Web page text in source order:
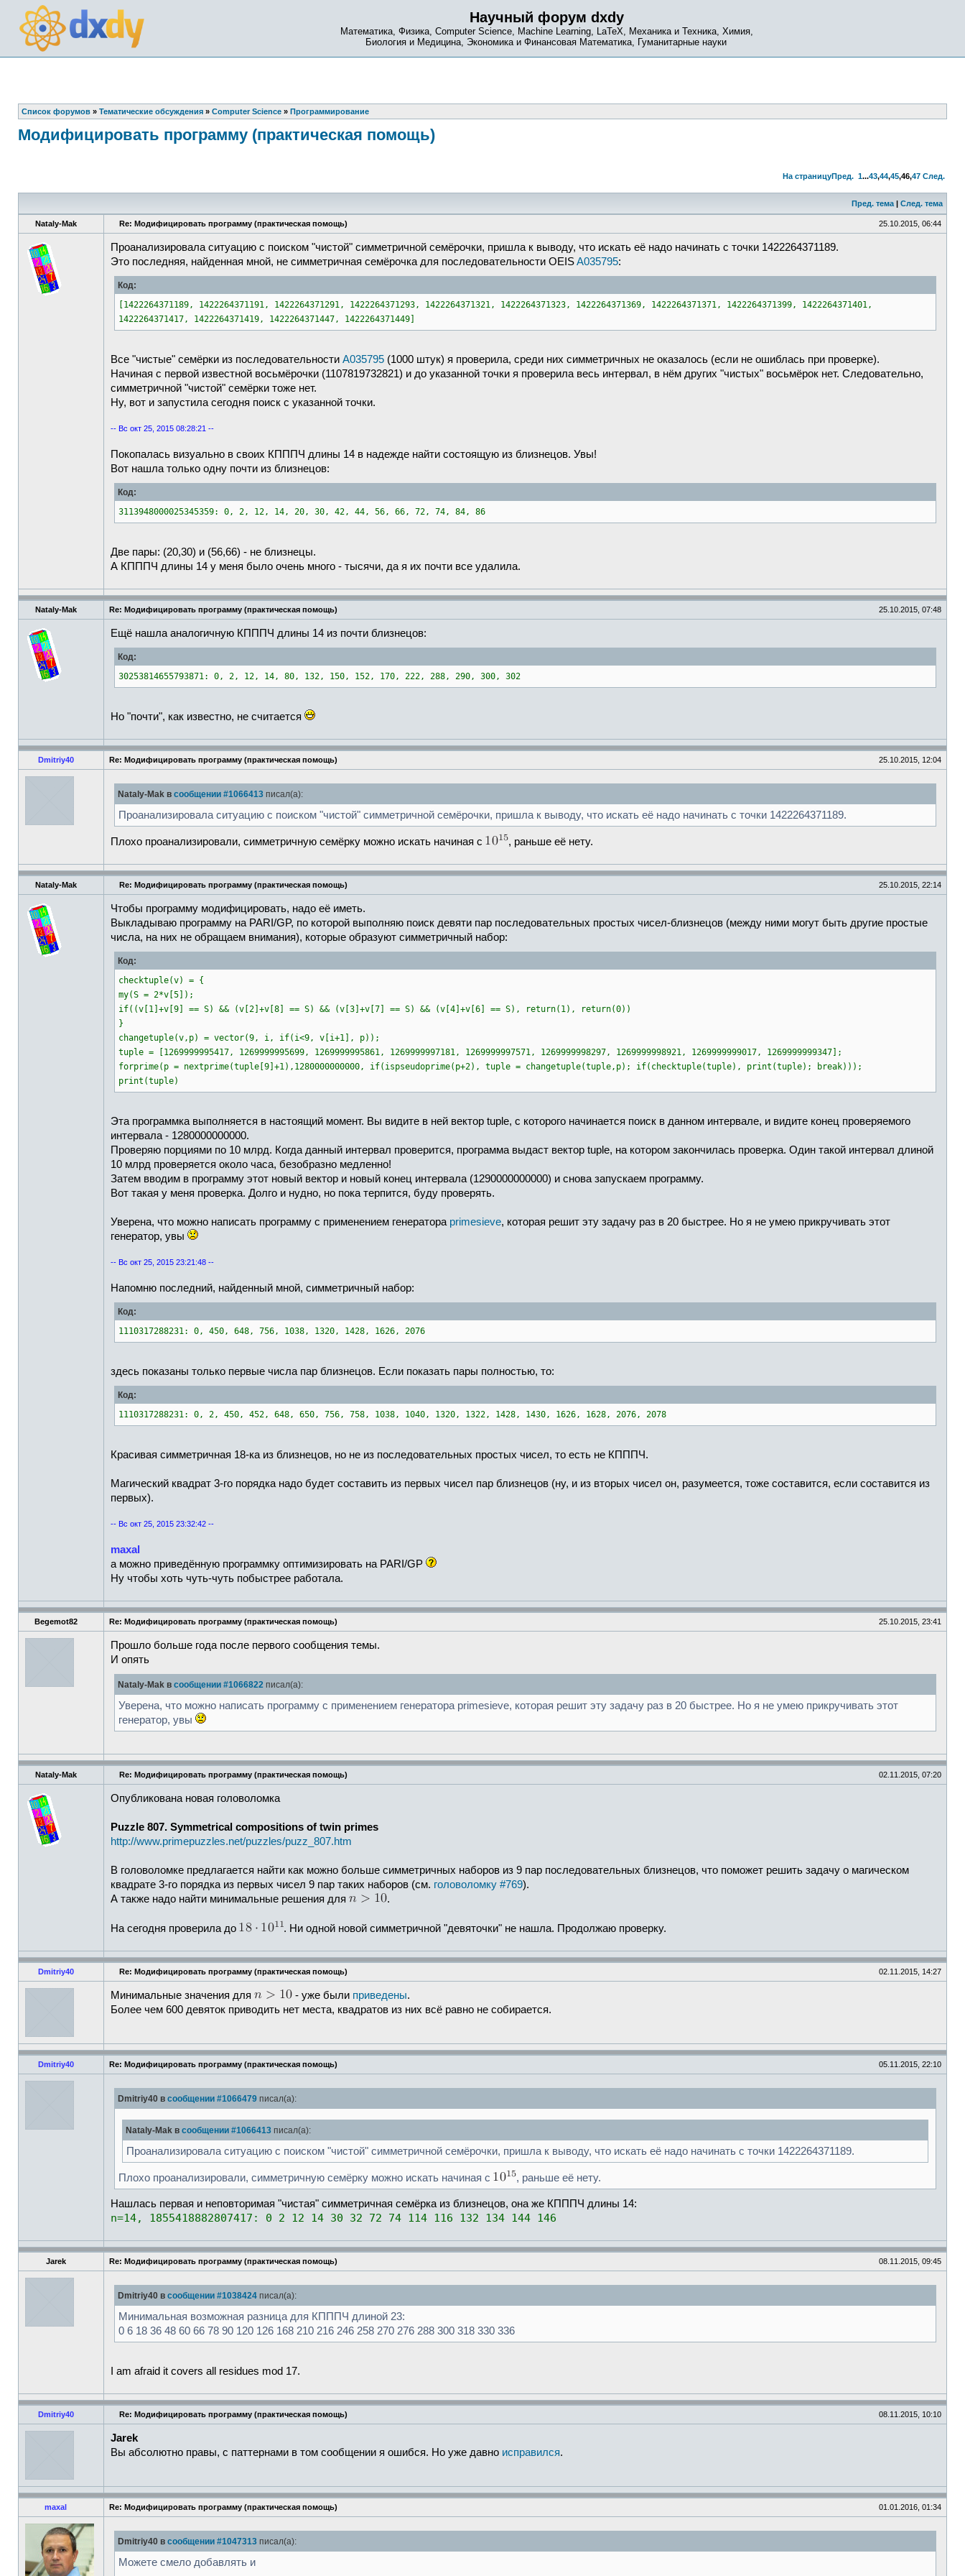
Научный форум dxdy
Математика, Физика, Computer Science, Machine Learning, LaTeX, Механика и Техника, Химия,
Биология и Медицина, Экономика и Финансовая Математика, Гуманитарные науки
Список форумов » Тематические обсуждения » Computer Science » Программирование
Модифицировать программу (практическая помощь)
На страницуПред. 1...43,44,45,46,47 След.
Пред. тема | След. тема
Nataly-Mak Re: Модифицировать программу (практическая помощь) 25.10.2015, 06:44
Проанализировала ситуацию с поиском "чистой" симметричной семёрочки, пришла к выводу, что искать её надо начинать с точки 1422264371189.
Это последняя, найденная мной, не симметричная семёрочка для последовательности OEISA035795:
Код:
[1422264371189, 1422264371191, 1422264371291, 1422264371293, 1422264371321, 1422264371323, 1422264371369, 1422264371371, 1422264371399, 1422264371401,
1422264371417, 1422264371419, 1422264371447, 1422264371449]
Все "чистые" семёрки из последовательности A035795 (1000 штук) я проверила, среди них симметричных не оказалось (если не ошиблась при проверке).
Начиная с первой известной восьмёрочки (1107819732821) и до указанной точки я проверила весь интервал, в нём других "чистых" восьмёрок нет. Следовательно,
симметричной "чистой" семёрки тоже нет.
Ну, вот и запустила сегодня поиск с указанной точки.
-- Вс окт 25, 2015 08:28:21 --
Покопалась визуально в своих КПППЧ длины 14 в надежде найти состоящую из близнецов. Увы!
Вот нашла только одну почти из близнецов:
Код:
3113948000025345359: 0, 2, 12, 14, 20, 30, 42, 44, 56, 66, 72, 74, 84, 86
Две пары: (20,30) и (56,66) - не близнецы.
А КПППЧ длины 14 у меня было очень много - тысячи, да я их почти все удалила.
Nataly-Mak Re: Модифицировать программу (практическая помощь) 25.10.2015, 07:48
Ещё нашла аналогичную КПППЧ длины 14 из почти близнецов:
Код:
30253814655793871: 0, 2, 12, 14, 80, 132, 150, 152, 170, 222, 288, 290, 300, 302
Но "почти", как известно, не считается
Dmitriy40 Re: Модифицировать программу (практическая помощь) 25.10.2015, 12:04
Nataly-Mak в сообщении #1066413 писал(а):
Проанализировала ситуацию с поиском "чистой" симметричной семёрочки, пришла к выводу, что искать её надо начинать с точки 1422264371189.
Плохо проанализировали, симметричную семёрку можно искать начиная с , раньше её нету.
Nataly-Mak Re: Модифицировать программу (практическая помощь) 25.10.2015, 22:14
Чтобы программу модифицировать, надо её иметь.
Выкладываю программу на PARI/GP, по которой выполняю поиск девяти пар последовательных простых чисел-близнецов (между ними могут быть другие простые
числа, на них не обращаем внимания), которые образуют симметричный набор:
Код:
checktuple(v) = {
my(S = 2*v[5]);
if((v[1]+v[9] == S) && (v[2]+v[8] == S) && (v[3]+v[7] == S) && (v[4]+v[6] == S), return(1), return(0))
}
changetuple(v,p) = vector(9, i, if(i<9, v[i+1], p));
tuple = [1269999995417, 1269999995699, 1269999995861, 1269999997181, 1269999997571, 1269999998297, 1269999998921, 1269999999017, 1269999999347];
forprime(p = nextprime(tuple[9]+1),1280000000000, if(ispseudoprime(p+2), tuple = changetuple(tuple,p); if(checktuple(tuple), print(tuple); break)));
print(tuple)
Эта программка выполняется в настоящий момент. Вы видите в ней вектор tuple, с которого начинается поиск в данном интервале, и видите конец проверяемого
интервала - 1280000000000.
Проверяю порциями по 10 млрд. Когда данный интервал проверится, программа выдаст вектор tuple, на котором закончилась проверка. Один такой интервал длиной
10 млрд проверяется около часа, безобразно медленно!
Затем вводим в программу этот новый вектор и новый конец интервала (1290000000000) и снова запускаем программу.
Вот такая у меня проверка. Долго и нудно, но пока терпится, буду проверять.
Уверена, что можно написать программу с применением генератора primesieve, которая решит эту задачу раз в 20 быстрее. Но я не умею прикручивать этот
генератор, увы
-- Вс окт 25, 2015 23:21:48 --
Напомню последний, найденный мной, симметричный набор:
Код:
1110317288231: 0, 450, 648, 756, 1038, 1320, 1428, 1626, 2076
здесь показаны только первые числа пар близнецов. Если показать пары полностью, то:
Код:
1110317288231: 0, 2, 450, 452, 648, 650, 756, 758, 1038, 1040, 1320, 1322, 1428, 1430, 1626, 1628, 2076, 2078
Красивая симметричная 18-ка из близнецов, но не из последовательных простых чисел, то есть не КПППЧ.
Магический квадрат 3-го порядка надо будет составить из первых чисел пар близнецов (ну, и из вторых чисел он, разумеется, тоже составится, если составится из
первых).
-- Вс окт 25, 2015 23:32:42 --
maxal
а можно приведённую программку оптимизировать на PARI/GP
Ну чтобы хоть чуть-чуть побыстрее работала.
Begemot82 Re: Модифицировать программу (практическая помощь) 25.10.2015, 23:41
Прошло больше года после первого сообщения темы.
И опять
Nataly-Mak в сообщении #1066822 писал(а):
Уверена, что можно написать программу с применением генератора primesieve, которая решит эту задачу раз в 20 быстрее. Но я не умею прикручивать этот
генератор, увы
Nataly-Mak Re: Модифицировать программу (практическая помощь) 02.11.2015, 07:20
Опубликована новая головоломка
Puzzle 807. Symmetrical compositions of twin primes
http://www.primepuzzles.net/puzzles/puzz_807.htm
В головоломке предлагается найти как можно больше симметричных наборов из 9 пар последовательных близнецов, что поможет решить задачу о магическом
квадрате 3-го порядка из первых чисел 9 пар таких наборов (см. головоломку #769).
А также надо найти минимальные решения для
.
На сегодня проверила до . Ни одной новой симметричной "девяточки" не нашла. Продолжаю проверку.
Dmitriy40 Re: Модифицировать программу (практическая помощь) 02.11.2015, 14:27
Минимальные значения для - уже были приведены.
Более чем 600 девяток приводить нет места, квадратов из них всё равно не собирается.
Dmitriy40 Re: Модифицировать программу (практическая помощь) 05.11.2015, 22:10
Dmitriy40 в сообщении #1066479 писал(а):
Nataly-Mak в сообщении #1066413 писал(а):
Проанализировала ситуацию с поиском "чистой" симметричной семёрочки, пришла к выводу, что искать её надо начинать с точки 1422264371189.
Плохо проанализировали, симметричную семёрку можно искать начиная с , раньше её нету.
Нашлась первая и неповторимая "чистая" симметричная семёрка из близнецов, она же КПППЧ длины 14:
n=14, 1855418882807417: 0 2 12 14 30 32 72 74 114 116 132 134 144 146
Jarek Re: Модифицировать программу (практическая помощь) 08.11.2015, 09:45
Dmitriy40 в сообщении #1038424 писал(а):
Минимальная возможная разница для КПППЧ длиной 23:
0 6 18 36 48 60 66 78 90 120 126 168 210 216 246 258 270 276 288 300 318 330 336
I am afraid it covers all residues mod 17.
Dmitriy40 Re: Модифицировать программу (практическая помощь) 08.11.2015, 10:10
Jarek
Вы абсолютно правы, с паттернами в том сообщении я ошибся. Но уже давно исправился.
maxal Re: Модифицировать программу (практическая помощь) 01.01.2016, 01:34
Dmitriy40 в сообщении #1047313 писал(а):
Можете смело добавлять и